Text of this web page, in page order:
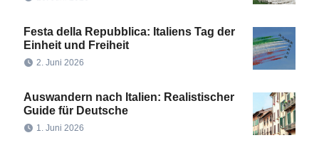
Festa della Repubblica: Italiens Tag der
Einheit und Freiheit
2. Juni 2026
Auswandern nach Italien: Realistischer
Guide für Deutsche
1. Juni 2026